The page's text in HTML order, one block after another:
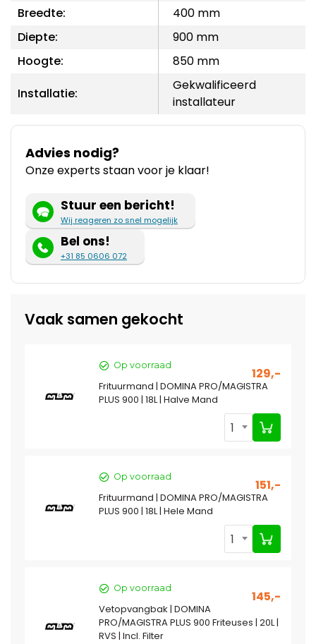
Breedte:
400 mm
Diepte:
900 mm
Hoogte:
850 mm
Installatie:
Gekwalificeerd
installateur
Advies nodig?
Onze experts staan voor je klaar!
Stuur een bericht!
Wij reageren zo snel mogelijk
Bel ons!
+31 85 0606 072
Vaak samen gekocht
Op voorraad
129,-
Frituurmand | DOMINA PRO/MAGISTRA
PLUS 900 | 18L | Halve Mand
1
Op voorraad
151,-
Frituurmand | DOMINA PRO/MAGISTRA
PLUS 900 | 18L | Hele Mand
1
Op voorraad
145,-
Vetopvangbak | DOMINA
PRO/MAGISTRA PLUS 900 Friteuses | 20L |
RVS | Incl. Filter